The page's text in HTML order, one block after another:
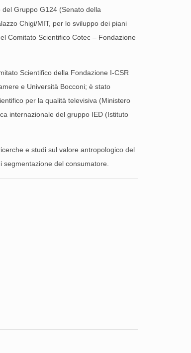
Gruppo G124 (Senato della
Chigi/MIT, per lo sviluppo dei piani
Comitato Scientifico Cotec – Fondazione
Scientifico della Fondazione I-CSR
e Università Bocconi; è stato
per la qualità televisiva (Ministero
internazionale del gruppo IED (Istituto
e studi sul valore antropologico del
del consumatore.